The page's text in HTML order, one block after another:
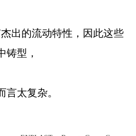
出的流动特性，因此这些
铸型，
言太复杂。